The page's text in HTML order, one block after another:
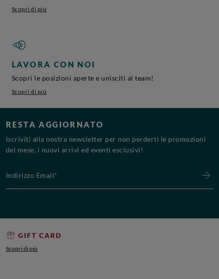
Scopri di più
LAVORA CON NOI
Scopri le posizioni aperte e unisciti al team!
Scopri di più
RESTA AGGIORNATO
Iscriviti alla nostra newsletter per non perderti le promozioni
del mese, i nuovi arrivi ed eventi esclusivi!
GIFT CARD
Scopri di più